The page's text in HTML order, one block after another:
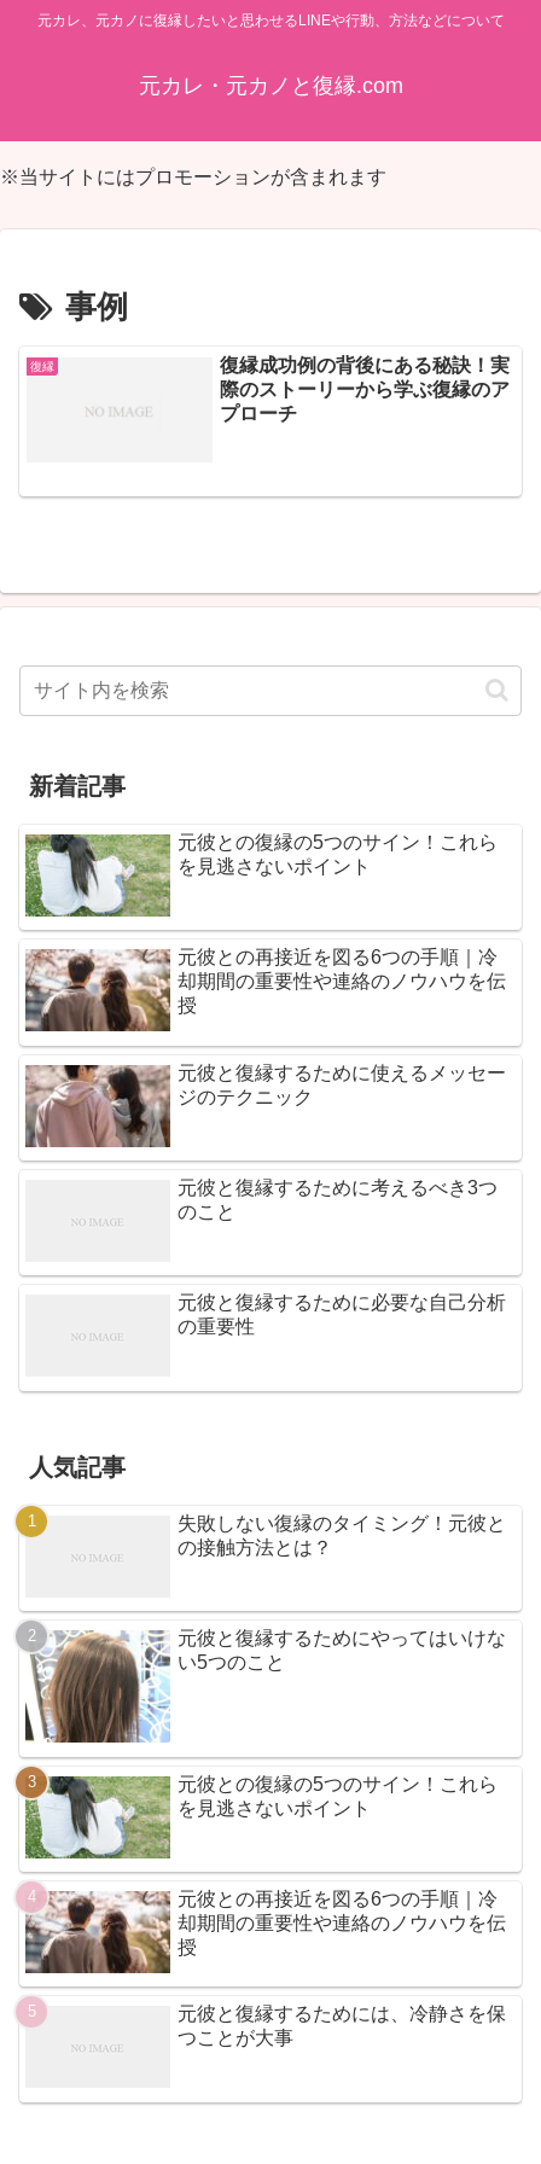
元カレ、元カノに復縁したいと思わせるLINEや行動、方法などについて
元カレ・元カノと復縁.com
※当サイトにはプロモーションが含まれます
事例
復縁
復縁成功例の背後にある秘訣！実
際のストーリーから学ぶ復縁のア
プローチ
新着記事
元彼との復縁の5つのサイン！これら
を見逃さないポイント
元彼との再接近を図る6つの手順｜冷
却期間の重要性や連絡のノウハウを伝
授
元彼と復縁するために使えるメッセー
ジのテクニック
元彼と復縁するために考えるべき3つ
のこと
元彼と復縁するために必要な自己分析
の重要性
人気記事
失敗しない復縁のタイミング！元彼と
の接触方法とは？
元彼と復縁するためにやってはいけな
い5つのこと
元彼との復縁の5つのサイン！これら
を見逃さないポイント
元彼との再接近を図る6つの手順｜冷
却期間の重要性や連絡のノウハウを伝
授
元彼と復縁するためには、冷静さを保
つことが大事